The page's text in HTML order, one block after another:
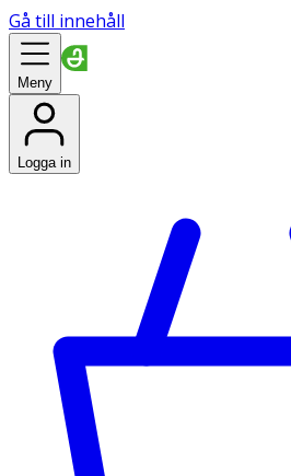
Gå till innehåll
Meny
Logga in